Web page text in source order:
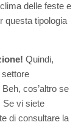
delle feste e
questa tipologia
Quindi,
cos’altro se
Se vi siete
di consultare la